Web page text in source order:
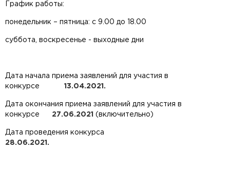
График работы:
понедельник – пятница: с 9.00 до 18.00
суббота, воскресенье - выходные дни
Дата начала приема заявлений для участия в
конкурсе 13.04.2021.
Дата окончания приема заявлений для участия в
конкурсе 27.06.2021 (включительно)
Дата проведения конкурса
28.06.2021.